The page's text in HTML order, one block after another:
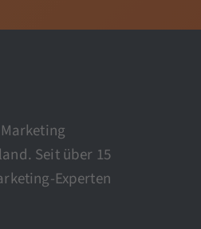
Seit über 15
Experten